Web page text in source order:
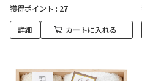
獲得ポイント : 27
詳細 カートに入れる